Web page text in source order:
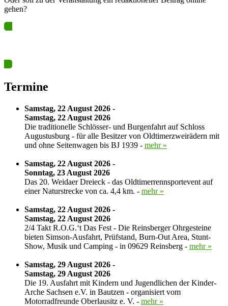
gehen?
Termine
Samstag, 22 August 2026 -
Samstag, 22 August 2026
Die traditionelle Schlösser- und Burgenfahrt auf Schloss
Augustusburg - für alle Besitzer von Oldtimerzweirädern mit
und ohne Seitenwagen bis BJ 1939 - mehr »
Samstag, 22 August 2026 -
Sonntag, 23 August 2026
Das 20. Weidaer Dreieck - das Oldtimerrennsportevent auf
einer Naturstrecke von ca. 4,4 km. - mehr »
Samstag, 22 August 2026 -
Samstag, 22 August 2026
2/4 Takt R.O.G.‘t Das Fest - Die Reinsberger Ohrgesteine
bieten Simson-Ausfahrt, Prüfstand, Burn-Out Area, Stunt-
Show, Musik und Camping - in 09629 Reinsberg - mehr »
Samstag, 29 August 2026 -
Samstag, 29 August 2026
Die 19. Ausfahrt mit Kindern und Jugendlichen der Kinder-
Arche Sachsen e.V. in Bautzen - organisiert vom
Motorradfreunde Oberlausitz e. V. - mehr »